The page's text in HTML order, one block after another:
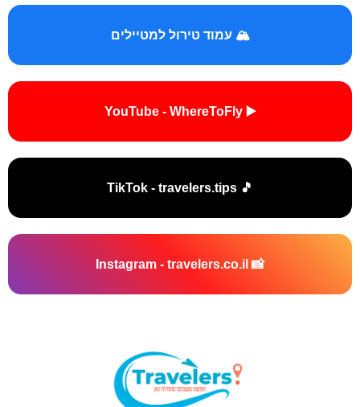
🏔️ עמוד טירול למטיילים
▶️ YouTube - WhereToFly
🎵 TikTok - travelers.tips
📸 Instagram - travelers.co.il